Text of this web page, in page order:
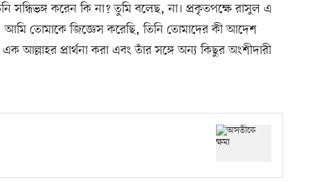
সন্ধিভঙ্গ করেন কি না? তুমি বলেছ, না। প্রকৃতপক্ষে রাসুল এ
তোমাকে জিজ্ঞেস করেছি, তিনি তোমাদের কী আদেশ
আল্লাহর প্রার্থনা করা এবং তাঁর সঙ্গে অন্য কিছুর অংশীদারী